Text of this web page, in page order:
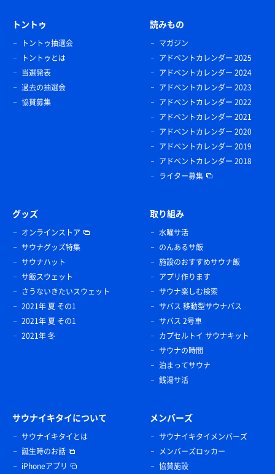
トントゥ
トントゥ抽選会
トントゥとは
当選発表
過去の抽選会
協賛募集
読みもの
マガジン
アドベントカレンダー 2025
アドベントカレンダー 2024
アドベントカレンダー 2023
アドベントカレンダー 2022
アドベントカレンダー 2021
アドベントカレンダー 2020
アドベントカレンダー 2019
アドベントカレンダー 2018
ライター募集
グッズ
オンラインストア
サウナグッズ特集
サウナハット
サ飯スウェット
さうないきたいスウェット
2021年 夏 その1
2021年 夏 その1
2021年 冬
取り組み
水曜サ活
のんあるサ飯
施設のおすすめサウナ飯
アプリ作ります
サウナ楽しむ検索
サバス 移動型サウナバス
サバス 2号車
カプセルトイ サウナキット
サウナの時間
泊まってサウナ
銭湯サ活
サウナイキタイについて
サウナイキタイとは
誕生時のお話
iPhoneアプリ
メンバーズ
サウナイキタイメンバーズ
メンバーズロッカー
協賛施設